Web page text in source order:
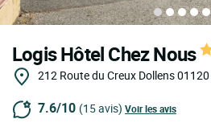
Logis Hôtel Chez Nous
212 Route du Creux Dollens01120
7.6/10 (15 avis) Voir les avis